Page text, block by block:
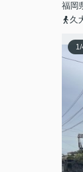
福岡
久
1/